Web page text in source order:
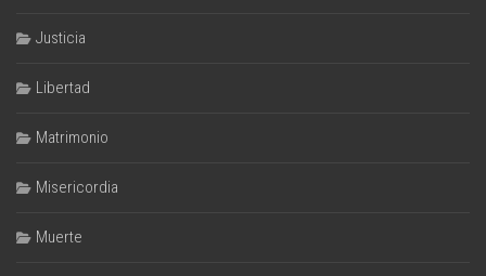
Justicia
Libertad
Matrimonio
Misericordia
Muerte